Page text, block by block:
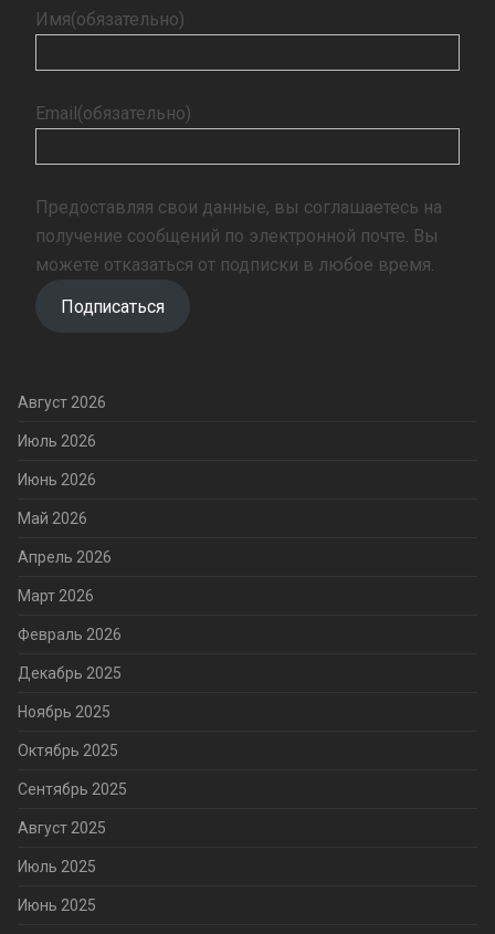
Имя(обязательно)
Email(обязательно)
Предоставляя свои данные, вы соглашаетесь на
получение сообщений по электронной почте. Вы
можете отказаться от подписки в любое время.
Подписаться
Август 2026
Июль 2026
Июнь 2026
Май 2026
Апрель 2026
Март 2026
Февраль 2026
Декабрь 2025
Ноябрь 2025
Октябрь 2025
Сентябрь 2025
Август 2025
Июль 2025
Июнь 2025